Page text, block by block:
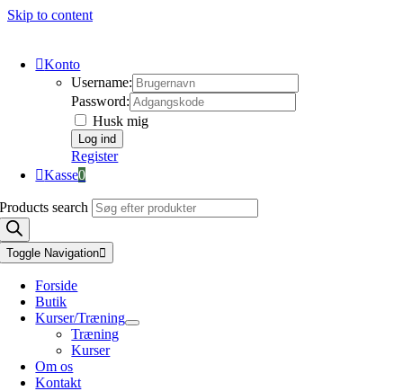
Skip to content
Konto
Username:
Password:
Husk mig
Register
Kasse0
Products search
Toggle Navigation
Forside
Butik
Kurser/Træning
Træning
Kurser
Om os
Kontakt